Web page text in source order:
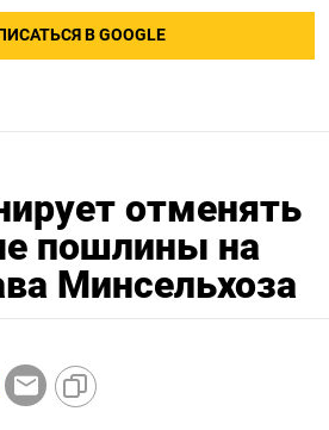
В GOOGLE
отменять
пошлины на
Минсельхоза